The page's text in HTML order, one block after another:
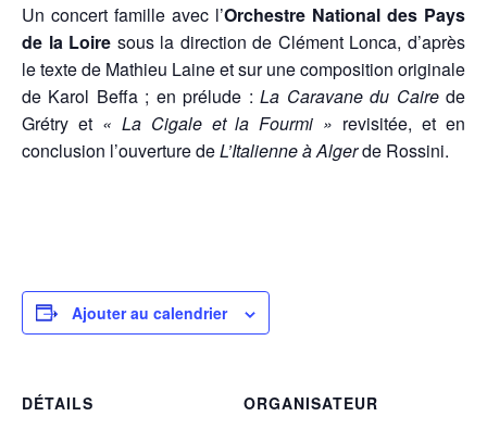
Un concert famille avec l’Orchestre National des Pays
de la Loire sous la direction de Clément Lonca, d’après
le texte de Mathieu Laine et sur une composition originale
de Karol Beffa ; en prélude :La Caravane du Cairede
Grétry et « La Cigale et la Fourmi » revisitée, et en
conclusion l’ouverture deL’Italienne à Algerde Rossini.
Ajouter au calendrier
DÉTAILS
ORGANISATEUR